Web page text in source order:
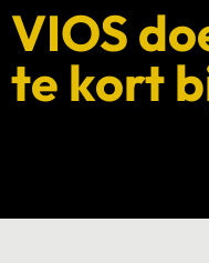
VIOS
te kort